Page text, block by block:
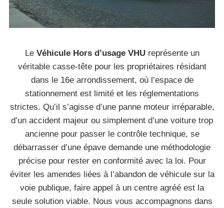
Le Véhicule Hors d’usage VHUreprésente un
véritable casse-tête pour les propriétaires résidant
dans le 16e arrondissement, où l’espace de
stationnement est limité et les réglementations
strictes. Qu’il s’agisse d’une panne moteur irréparable,
d’un accident majeur ou simplement d’une voiture trop
ancienne pour passer le contrôle technique, se
débarrasser d’une épave demande une méthodologie
précise pour rester en conformité avec la loi. Pour
éviter les amendes liées à l’abandon de véhicule sur la
voie publique, faire appel à un centre agréé est la
seule solution viable. Nous vous accompagnons dans